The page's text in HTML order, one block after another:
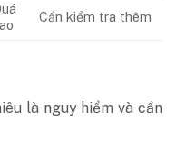
Cần kiểm tra thêm
là nguy hiểm và cần